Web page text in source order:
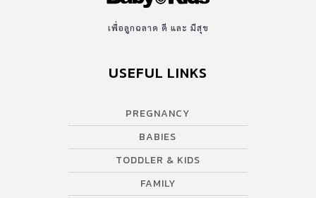
เพื่อลูกฉลาด ดี และ มีสุข
USEFUL LINKS
PREGNANCY
BABIES
TODDLER & KIDS
FAMILY